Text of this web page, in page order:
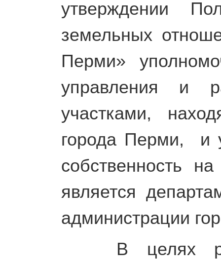
утверждении
земельных
Перми»
управления и
участками,
города Перми, и
собственность
является
администрации
В целях